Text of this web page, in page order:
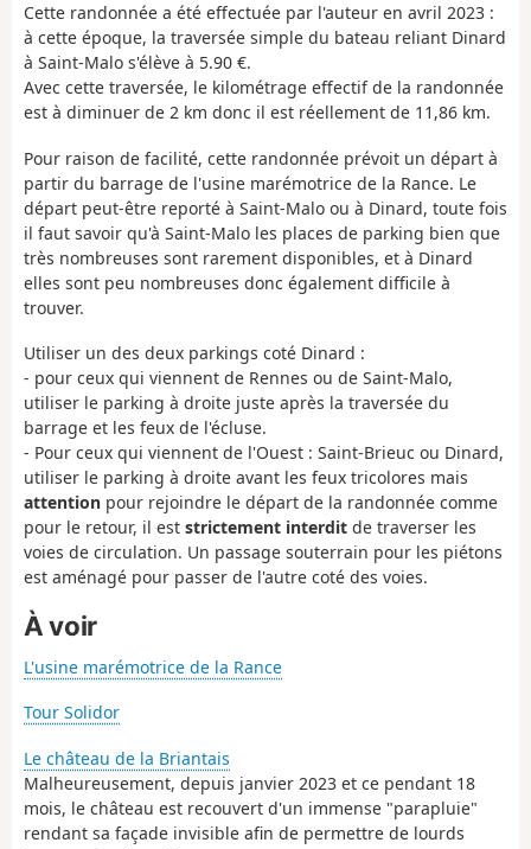
Cette randonnée a été effectuée par l'auteur en avril 2023 :
à cette époque, la traversée simple du bateau reliant Dinard
à Saint-Malo s'élève à 5.90 €.
Avec cette traversée, le kilométrage effectif de la randonnée
est à diminuer de 2 km donc il est réellement de 11,86 km.
Pour raison de facilité, cette randonnée prévoit un départ à
partir du barrage de l'usine marémotrice de la Rance. Le
départ peut-être reporté à Saint-Malo ou à Dinard, toute fois
il faut savoir qu'à Saint-Malo les places de parking bien que
très nombreuses sont rarement disponibles, et à Dinard
elles sont peu nombreuses donc également difficile à
trouver.
Utiliser un des deux parkings coté Dinard :
- pour ceux qui viennent de Rennes ou de Saint-Malo,
utiliser le parking à droite juste après la traversée du
barrage et les feux de l'écluse.
- Pour ceux qui viennent de l'Ouest : Saint-Brieuc ou Dinard,
utiliser le parking à droite avant les feux tricolores mais
attention pour rejoindre le départ de la randonnée comme
pour le retour, il est strictement interdit de traverser les
voies de circulation. Un passage souterrain pour les piétons
est aménagé pour passer de l'autre coté des voies.
À voir
L'usine marémotrice de la Rance
Tour Solidor
Le château de la Briantais
Malheureusement, depuis janvier 2023 et ce pendant 18
mois, le château est recouvert d'un immense "parapluie"
rendant sa façade invisible afin de permettre de lourds